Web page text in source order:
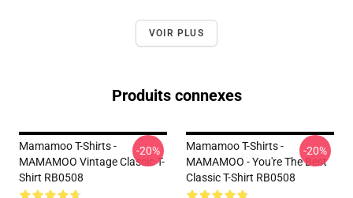
VOIR PLUS
Produits connexes
Mamamoo T-Shirts -
MAMAMOO Vintage Classic T-
Shirt RB0508
-20%
Mamamoo T-Shirts -
MAMAMOO - You're The Best
Classic T-Shirt RB0508
-20%